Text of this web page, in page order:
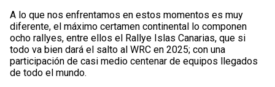
A lo que nos enfrentamos en estos momentos es muy
diferente, el máximo certamen continental lo componen
ocho rallyes, entre ellos el Rallye Islas Canarias, que si
todo va bien dará el salto al WRC en 2025; con una
participación de casi medio centenar de equipos llegados
de todo el mundo.